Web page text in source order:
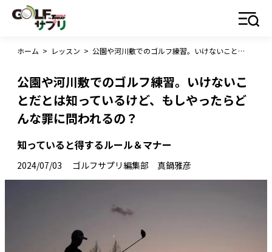
ホーム > レッスン > 公園や河川敷でのゴルフ練習。いけないことだとは知っているけど、もしやったらどんな罪に問われるの？
公園や河川敷でのゴルフ練習。いけないこ
とだとは知っているけど、もしやったらど
んな罪に問われるの？
知っていると得するルール＆マナー
2024/07/03 ゴルフサプリ編集部 真鍋雅彦